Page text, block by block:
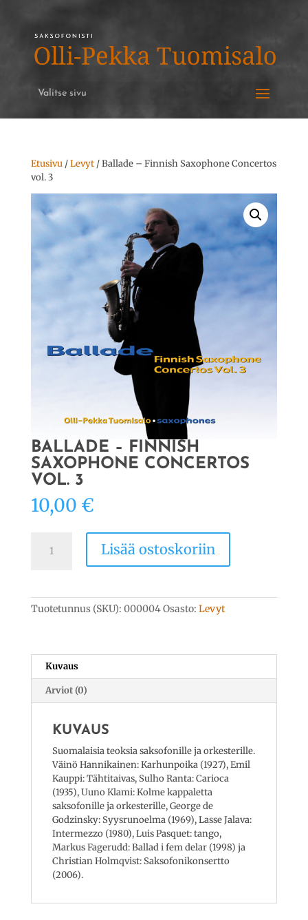
Valitse sivu
Etusivu/Levyt/ Ballade – Finnish Saxophone Concertos
vol. 3
BALLADE – FINNISH
SAXOPHONE CONCERTOS
VOL. 3
10,00 €
vol.
Lisää ostoskoriin
Tuotetunnus (SKU): 000004Osasto: Levyt
Kuvaus
Arviot (0)
KUVAUS
Suomalaisia teoksia saksofonille ja orkesterille.
Väinö Hannikainen: Karhunpoika (1927), Emil
Kauppi: Tähtitaivas, Sulho Ranta: Carioca
(1935), Uuno Klami: Kolme kappaletta
saksofonille ja orkesterille, George de
Godzinsky: Syysrunoelma (1969), Lasse Jalava:
Intermezzo (1980), Luis Pasquet: tango,
Markus Fagerudd: Ballad i fem delar (1998) ja
Christian Holmqvist: Saksofonikonsertto
(2006).